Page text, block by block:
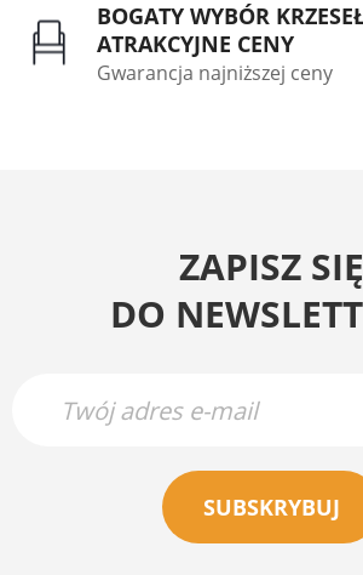
BOGATY WYBÓR
ATRAKCYJNE CENY
Gwarancja najniższej ceny
ZAPISZ SIĘ
DO
SUBSKRYBUJ